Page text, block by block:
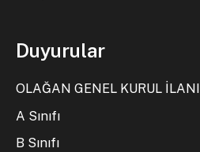
Duyurular
OLAĞAN GENEL KURUL İLANI
A Sınıfı
B Sınıfı